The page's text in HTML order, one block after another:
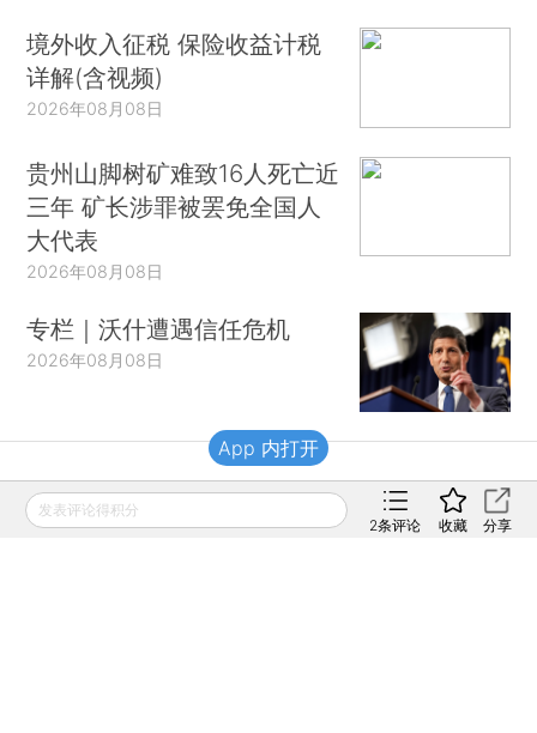
境外收入征税 保险收益计税
详解(含视频)
2026年08月08日
贵州山脚树矿难致16人死亡近
三年 矿长涉罪被罢免全国人
大代表
2026年08月08日
专栏｜沃什遭遇信任危机
2026年08月08日
财新移动
发表评论得积分
2条评论 收藏 分享
App 内打开